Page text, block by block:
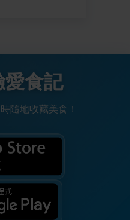
愛食記
隨地收藏美食！